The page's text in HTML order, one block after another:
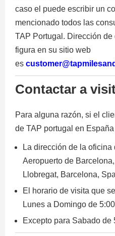
caso el puede escribir un
mencionado todos las
TAP Portugal. Dirección
figura en su sitio web
es
Contactar a
Para alguna razón, si el
de TAP portugal en
La dirección de la
Aeropuerto de
Llobregat, Barcelona,
El horario de visita que
Lunes a Domingo de
Excepto para Sabado de